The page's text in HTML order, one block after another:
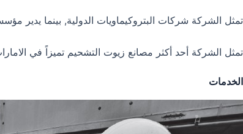
تمثل الشركة شركات البتروكيماويات الدولية, بينما يدير
تمثل الشركة أحد أكثر مصانع زيوت التشحيم تميزاً في
الخدمات